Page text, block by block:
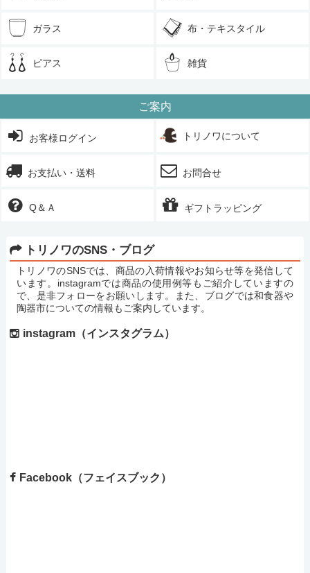
ガラス 布・テキスタイル
ピアス 雑貨
ご案内
お客様ログイン トリノワについて
お支払い・送料 お問合せ
Q＆Ａ ギフトラッピング
トリノワのSNS・ブログ
トリノワのSNSでは、商品の入荷情報やお知らせ等を発信して
います。instagramでは商品の使用例等もご紹介していますの
で、是非フォローをお願いします。また、ブログでは和食器や
陶器市についての情報もご案内しています。
instagram（インスタグラム）
Facebook（フェイスブック）